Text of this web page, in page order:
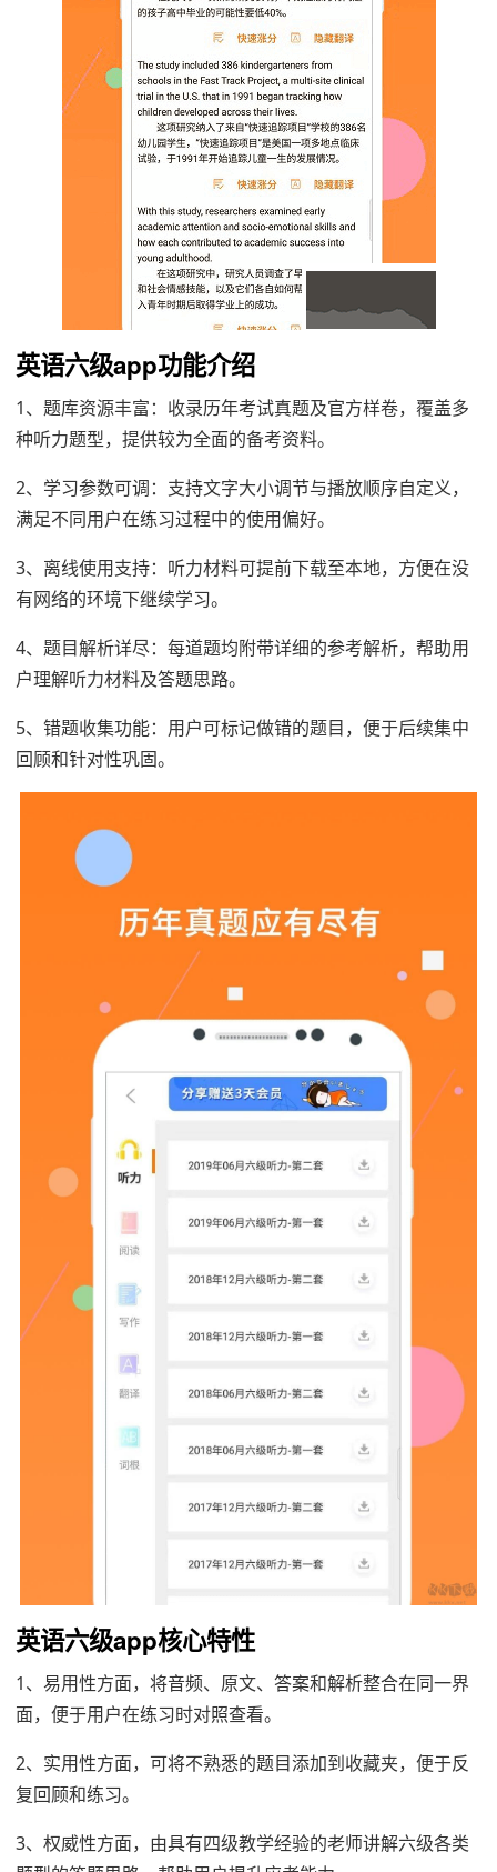
英语六级app功能介绍
1、题库资源丰富：收录历年考试真题及官方样卷，覆盖多
种听力题型，提供较为全面的备考资料。
2、学习参数可调：支持文字大小调节与播放顺序自定义，
满足不同用户在练习过程中的使用偏好。
3、离线使用支持：听力材料可提前下载至本地，方便在没
有网络的环境下继续学习。
4、题目解析详尽：每道题均附带详细的参考解析，帮助用
户理解听力材料及答题思路。
5、错题收集功能：用户可标记做错的题目，便于后续集中
回顾和针对性巩固。
英语六级app核心特性
1、易用性方面，将音频、原文、答案和解析整合在同一界
面，便于用户在练习时对照查看。
2、实用性方面，可将不熟悉的题目添加到收藏夹，便于反
复回顾和练习。
3、权威性方面，由具有四级教学经验的老师讲解六级各类